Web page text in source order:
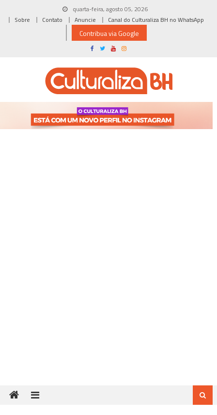
quarta-feira, agosto 05, 2026
Sobre
Contato Anuncie Canal do Culturaliza BH no WhatsApp
Contribua via Google